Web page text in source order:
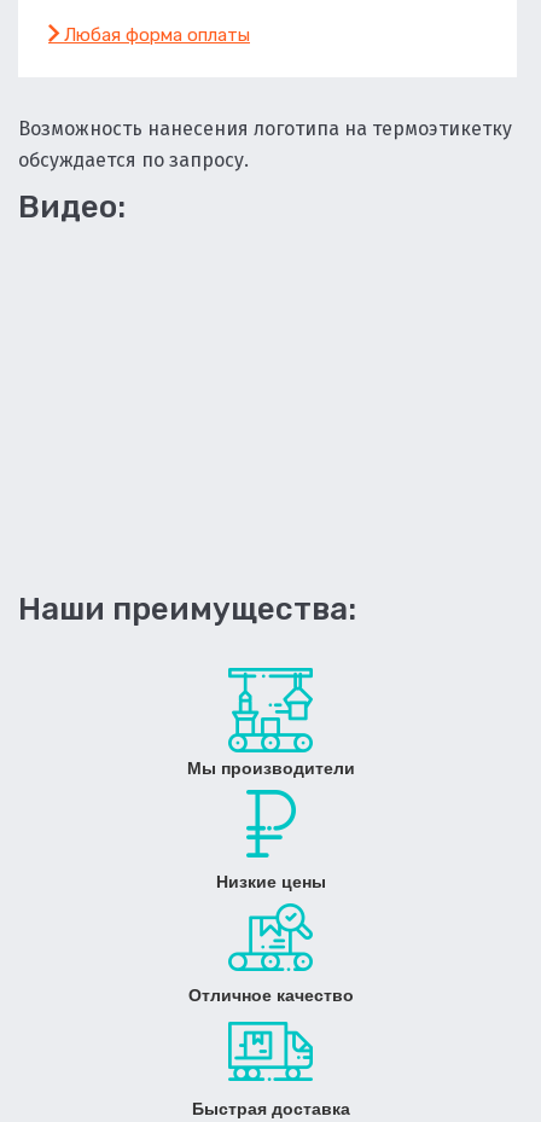
Любая форма оплаты
Возможность нанесения логотипа на термоэтикетку
обсуждается по запросу.
Видео:
Наши преимущества:
Мы производители
Низкие цены
Отличное качество
Быстрая доставка